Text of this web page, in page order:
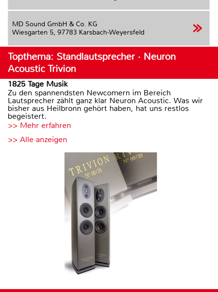
MD Sound GmbH & Co. KG
Wiesgarten 5, 97783 Karsbach-Weyersfeld
Topthema: Standlautsprecher · Neuron
Acoustic Trivion
1825 Tage Musik
Zu den spannendsten Newcomern im Bereich
Lautsprecher zählt ganz klar Neuron Acoustic. Was wir
bisher aus Heilbronn gehört haben, hat uns restlos
begeistert.
>> Mehr erfahren
>> Alle anzeigen